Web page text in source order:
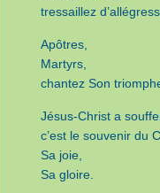
tressaillez
Apôtres,
Martyrs,
chantez Son
Jésus-Christ a
c’est le souvenir du
Sa joie,
Sa gloire.